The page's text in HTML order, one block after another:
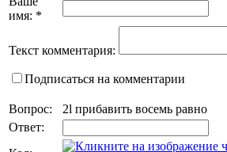
имя: *
Текст комментария:
Подписаться на комментарии
Вопрос:
2l прибавить восемь равно
Ответ: